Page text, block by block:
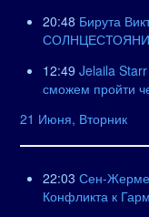
20:48 Бирута
12:49 Jelaila
сможем пройти
21 Июня, Вторник
22:03 Сен-
Конфликта к